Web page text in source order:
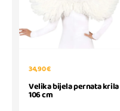
34,90 €
Velika bijela pernata krila
106 cm